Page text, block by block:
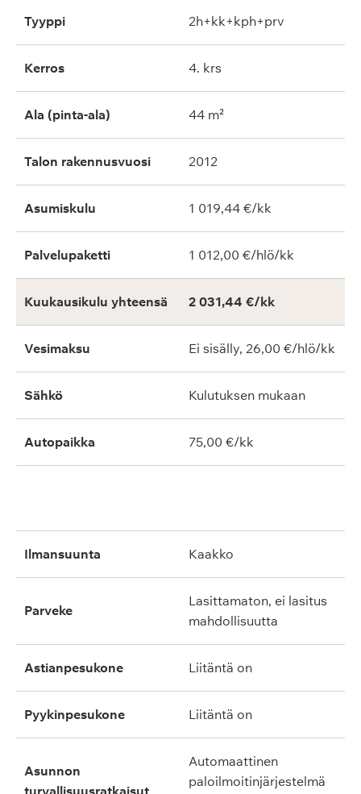
Tyyppi 2h+kk+kph+prv
Kerros 4. krs
Ala (pinta-ala) 44 m²
Talon rakennusvuosi 2012
Asumiskulu 1 019,44 €/kk
Palvelupaketti 1 012,00 €/hlö/kk
Kuukausikulu yhteensä 2 031,44 €/kk
Vesimaksu Ei sisälly, 26,00 €/hlö/kk
Sähkö Kulutuksen mukaan
Autopaikka 75,00 €/kk
ilmansuunta kaakko
parveke
lasittamaton, ei lasitus
mahdollisuutta
astianpesukone liitäntä on
pyykinpesukone liitäntä on
asunnon
turvallisuusratkaisut
automaattinen
paloilmoitinjärjestelmä